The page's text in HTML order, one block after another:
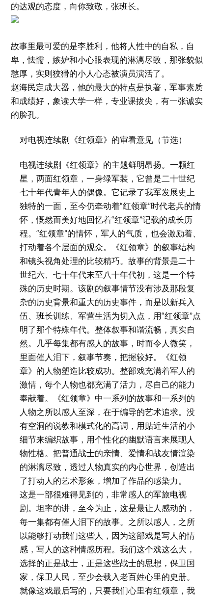
的达观的态度，向你致敬，张班长。
故事里最可爱的是李胜利，他将人性中的自私，自
卑，怯懦，嫉妒和小心眼表现的淋漓尽致，那张貌似
憨厚，实则狡猾的小人心态被演员演活了。
赵海民定成大器，他的最大的特点是执著，军事素质
和成绩好，象读大学一样，专业课拔尖，有一张诚实
的脸孔。
对电视连续剧《红领章》的审看意见（节选）
电视连续剧《红领章》的主题鲜明昂扬。一颗红
星，两面红领章，一身绿军装，它曾是二十世纪
七十年代青年人的偶像。它记录了我军发展史上
独特的一面，至今仍牵动着“红领章”时代老兵的情
怀，慨然而美好地回忆着“红领章”记载的成长历
程。“红领章”的情怀，军人的气质，也会激励着、
打动着各个层面的观众。《红领章》的叙事结构
和镜头视角处理的比较精巧。故事的背景是二十
世纪六、七十年代末至八十年代初，这是一个特
殊的历史时期。该剧的叙事情节没有涉及那段复
杂的历史背景和重大的历史事件，而是以新兵入
伍、班长训练、军营生活为切入点，用“红领章”点
明了那个特殊年代。整体叙事和谐流畅，真实自
然。几乎每集都有感人的故事，时而令人微笑，
里面催人泪下，叙事节奏，把握较好。《红领
章》的人物塑造比较成功。整部戏充满着军人的
激情，每个人物也都充满了活力，尽自己的能力
奉献着。《红领章》中一系列的故事和一系列的
人物之所以感人至深，在于编导的艺术追求。没
有空洞的说教和模式化的高调，用贴近生活的小
细节来编织故事，用个性化的幽默语言来展现人
物性格。把普通战士的亲情、爱情和战友情渲染
的淋漓尽致，透过人物真实的内心世界，创造出
了打动人的艺术形象，增加了作品的感染力。
这是一部很难得见到的，非常感人的军旅电视
剧。坦率的讲，至今为止，这是最让人感动的，
每一集都有催人泪下的故事。之所以感人，之所
以能够打动我们这些人，因为这部戏是写人的情
感，写人的这种情感历程。我们这个戏这么大，
选择的正是战士，正是这些战士的思想，保卫国
家，保卫人民，至少会载入老百姓心里的史册。
就像这戏最后写的，只要我们心里有红领章，我